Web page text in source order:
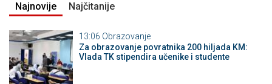
Najnovije Najčitanije
13:06 Obrazovanje
Za obrazovanje povratnika 200 hiljada KM:
Vlada TK stipendira učenike i studente